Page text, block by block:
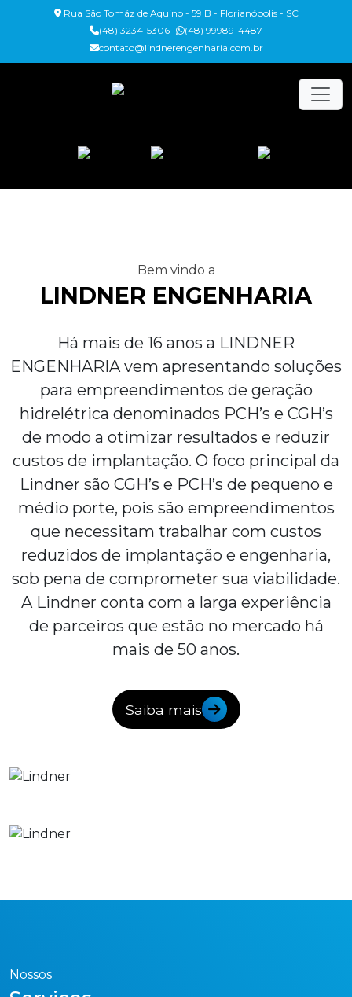
Rua São Tomáz de Aquino - 59 B - Florianópolis - SC
(48) 3234-5306
(48) 99989-4487
contato@lindnerengenharia.com.br
Bem vindo a
LINDNER ENGENHARIA
Há mais de 16 anos a LINDNER
ENGENHARIA vem apresentando soluções
para empreendimentos de geração
hidrelétrica denominados PCH’s e CGH’s
de modo a otimizar resultados e reduzir
custos de implantação. O foco principal da
Lindner são CGH’s e PCH’s de pequeno e
médio porte, pois são empreendimentos
que necessitam trabalhar com custos
reduzidos de implantação e engenharia,
sob pena de comprometer sua viabilidade.
A Lindner conta com a larga experiência
de parceiros que estão no mercado há
mais de 50 anos.
Saiba mais
Nossos